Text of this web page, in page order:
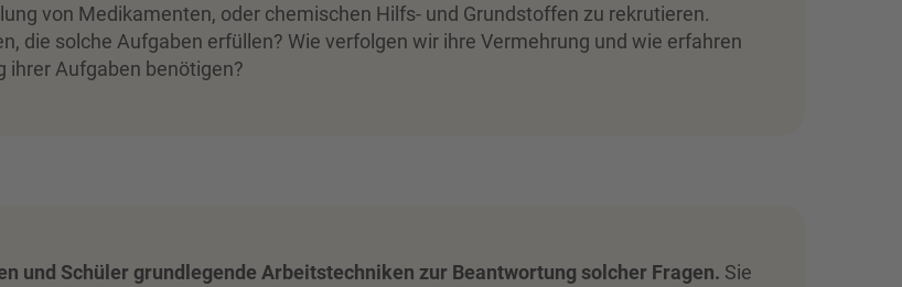
von Medikamenten, oder chemischen Hilfs- und Grundstoffen zu rekrutieren.
die solche Aufgaben erfüllen? Wie verfolgen wir ihre Vermehrung und wie erfahren
ihrer Aufgaben benötigen?
und Schüler grundlegende Arbeitstechniken zur Beantwortung solcher Fragen. Sie